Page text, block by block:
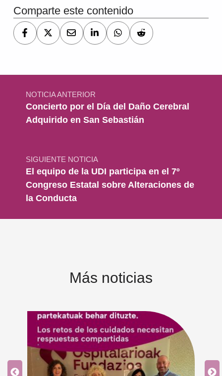
Comparte este contenido
Navegación de entradas
NOTICIA ANTERIOR
Concierto por el Día del Daño Cerebral
Adquirido en San Sebastián
SIGUIENTE NOTICIA
El equipo de la UDI participa en el 7º
Congreso Estatal sobre Alteraciones de
la Conducta
Más noticias